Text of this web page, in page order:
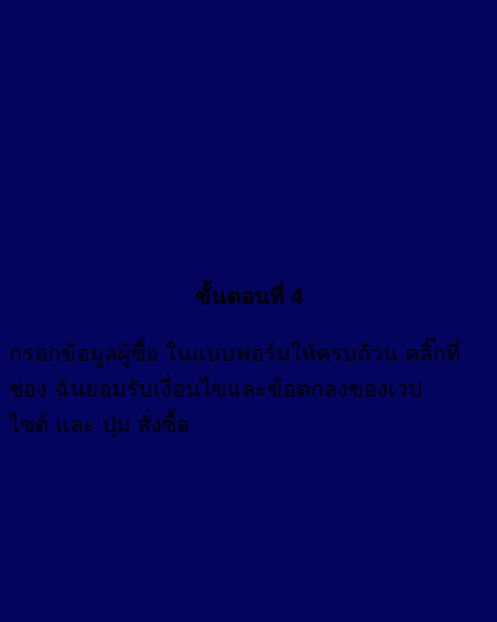
ขั้นตอนที่ 4
กรอกข้อมูลผู้ซื้อ ในแบบฟอร์มให้ครบถ้วน คลิ๊กที่
ช่อง ฉันยอมรับเงื่อนไขและข้อตกลงของเวป
ไซต์ และ ปุ่ม สั่งซื้อ